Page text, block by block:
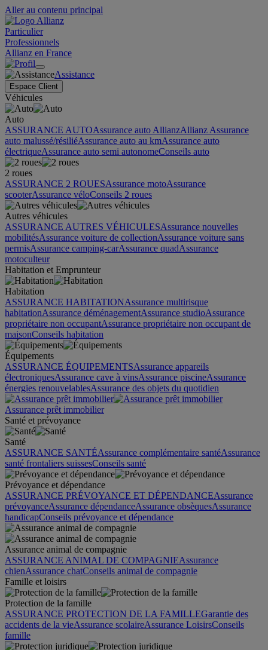
Aller au contenu principal
Particulier
Professionnels
Allianz en France
Assistance
Espace Client
Véhicules
Auto
ASSURANCE AUTOAssurance auto AllianzAllianz Assurance
auto malussé/résiliéAssurance auto au kmAssurance auto
électriqueAssurance auto semi autonomeConseils auto
2 roues
ASSURANCE 2 ROUESAssurance motoAssurance
scooterAssurance véloConseils 2 roues
Autres véhicules
ASSURANCE AUTRES VÉHICULESAssurance nouvelles
mobilitésAssurance voiture de collectionAssurance voiture sans
permisAssurance camping-carAssurance quadAssurance
motoculteur
Habitation et Emprunteur
Habitation
ASSURANCE HABITATIONAssurance multirisque
habitationAssurance déménagementAssurance studioAssurance
propriétaire non occupantAssurance propriétaire non occupant de
maisonConseils habitation
Équipements
ASSURANCE ÉQUIPEMENTSAssurance appareils
électroniquesAssurance cave à vinsAssurance piscineAssurance
énergies renouvelablesAssurance des objets du quotidien
Assurance prêt immobilier
Santé et prévoyance
Santé
ASSURANCE SANTÉAssurance complémentaire santéAssurance
santé frontaliers suissesConseils santé
Prévoyance et dépendance
ASSURANCE PRÉVOYANCE ET DÉPENDANCEAssurance
prévoyanceAssurance dépendanceAssurance obsèquesAssurance
handicapConseils prévoyance et dépendance
Assurance animal de compagnie
ASSURANCE ANIMAL DE COMPAGNIEAssurance
chienAssurance chatConseils animal de compagnie
Famille et loisirs
Protection de la famille
ASSURANCE PROTECTION DE LA FAMILLEGarantie des
accidents de la vieAssurance scolaireAssurance LoisirsConseils
famille